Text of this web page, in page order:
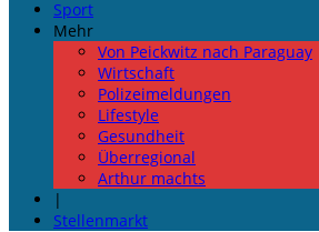
Sport
Mehr
Von Peickwitz nach Paraguay
Wirtschaft
Polizeimeldungen
Lifestyle
Gesundheit
Überregional
Arthur machts
|
Stellenmarkt